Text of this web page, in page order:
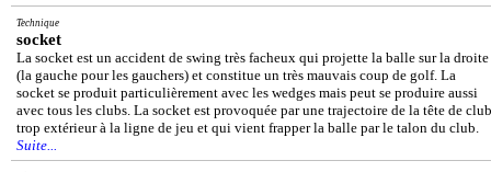
Technique
socket
La socket est un accident de swing très facheux qui projette la balle sur la droite
(la gauche pour les gauchers) et constitue un très mauvais coup de golf. La
socket se produit particulièrement avec les wedges mais peut se produire aussi
avec tous les clubs. La socket est provoquée par une trajectoire de la tête de club
trop extérieur à la ligne de jeu et qui vient frapper la balle par le talon du club.
Suite...